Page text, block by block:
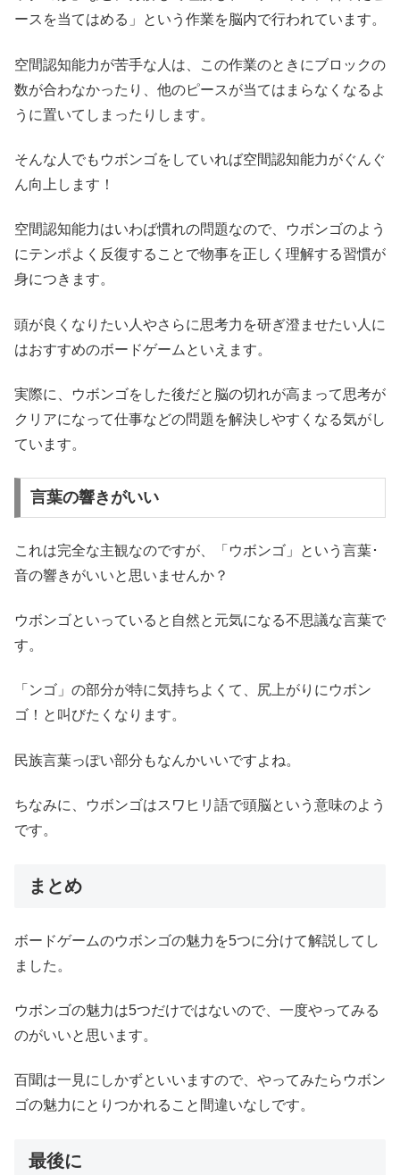
ースを当てはめる」という作業を脳内で行われています。
空間認知能力が苦手な人は、この作業のときにブロックの
数が合わなかったり、他のピースが当てはまらなくなるよ
うに置いてしまったりします。
そんな人でもウボンゴをしていれば空間認知能力がぐんぐ
ん向上します！
空間認知能力はいわば慣れの問題なので、ウボンゴのよう
にテンポよく反復することで物事を正しく理解する習慣が
身につきます。
頭が良くなりたい人やさらに思考力を研ぎ澄ませたい人に
はおすすめのボードゲームといえます。
実際に、ウボンゴをした後だと脳の切れが高まって思考が
クリアになって仕事などの問題を解決しやすくなる気がし
ています。
言葉の響きがいい
これは完全な主観なのですが、「ウボンゴ」という言葉･
音の響きがいいと思いませんか？
ウボンゴといっていると自然と元気になる不思議な言葉で
す。
「ンゴ」の部分が特に気持ちよくて、尻上がりにウボン
ゴ！と叫びたくなります。
民族言葉っぽい部分もなんかいいですよね。
ちなみに、ウボンゴはスワヒリ語で頭脳という意味のよう
です。
まとめ
ボードゲームのウボンゴの魅力を5つに分けて解説してし
ました。
ウボンゴの魅力は5つだけではないので、一度やってみる
のがいいと思います。
百聞は一見にしかずといいますので、やってみたらウボン
ゴの魅力にとりつかれること間違いなしです。
最後に